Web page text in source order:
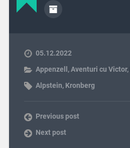
05.12.2022
Appenzell ,Aventuri cu Victor,
Alpstein, Kronberg
Previous post
Next post